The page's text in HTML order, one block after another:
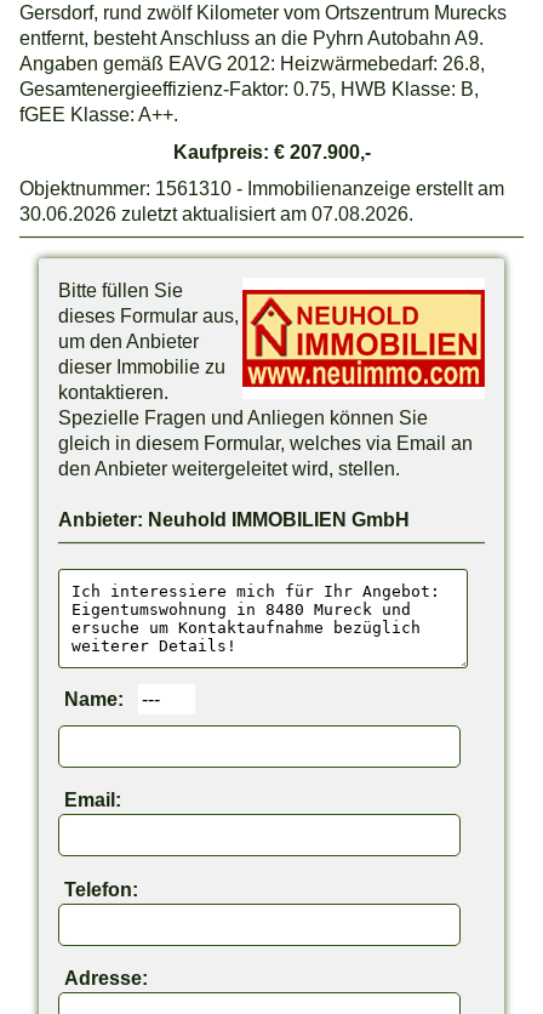
Gersdorf, rund zwölf Kilometer vom Ortszentrum Murecks
entfernt, besteht Anschluss an die Pyhrn Autobahn A9.
Angaben gemäß EAVG 2012: Heizwärmebedarf: 26.8,
Gesamtenergieeffizienz-Faktor: 0.75, HWB Klasse: B,
fGEE Klasse: A++.
Kaufpreis: € 207.900,-
Objektnummer: 1561310 - Immobilienanzeige erstellt am
30.06.2026 zuletzt aktualisiert am 07.08.2026.
Bitte füllen Sie
dieses Formular aus,
um den Anbieter
dieser Immobilie zu
kontaktieren.
Spezielle Fragen und Anliegen können Sie
gleich in diesem Formular, welches via Email an
den Anbieter weitergeleitet wird, stellen.
Anbieter: Neuhold IMMOBILIEN GmbH
Name:
Email:
Telefon:
Adresse: